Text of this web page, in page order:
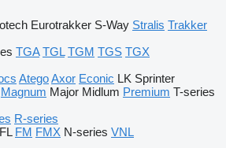
Eurotrakker S-Way Stralis Trakker
TGA TGL TGM TGS TGX
AtegoAxor Econic LK Sprinter
Magnum Major Midlum Premium T-series
R-series
FL FM FMX N-series VNL